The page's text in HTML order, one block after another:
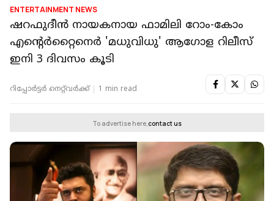
ENTERTAINMENT NEWS
ഷറഫുദീൻ നായകനായ ഫാമിലി റോം-കോം
എന്റെർറ്റൈനെർ 'മധുവിധു' ആഗോള റിലീസ്
ഇനി 3 ദിവസം കൂടി
റിപ്പോർട്ടർ നെറ്റ്‌വര്‍ക്ക്‌ 1 min read
To advertise here,contact us